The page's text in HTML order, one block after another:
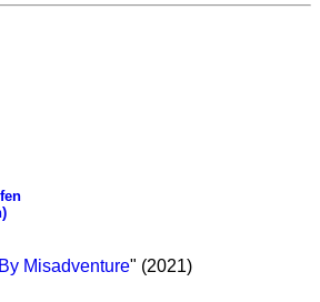
Misadventure" (2021)